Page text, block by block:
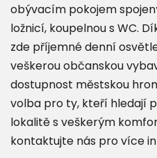
obývacím pokojem
ložnicí, koupelnou s WC.
zde příjemné denní
veškerou občanskou
dostupnost městskou
volba pro ty, kteří hledají
lokalitě s veškerým
kontaktujte nás pro více